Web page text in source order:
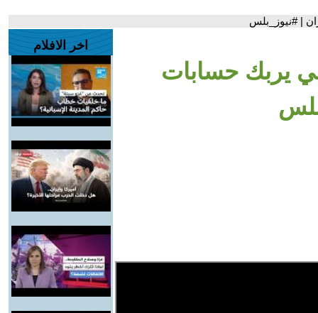
| #نيوز_بلس
يربك حسابات
اخر الافلام